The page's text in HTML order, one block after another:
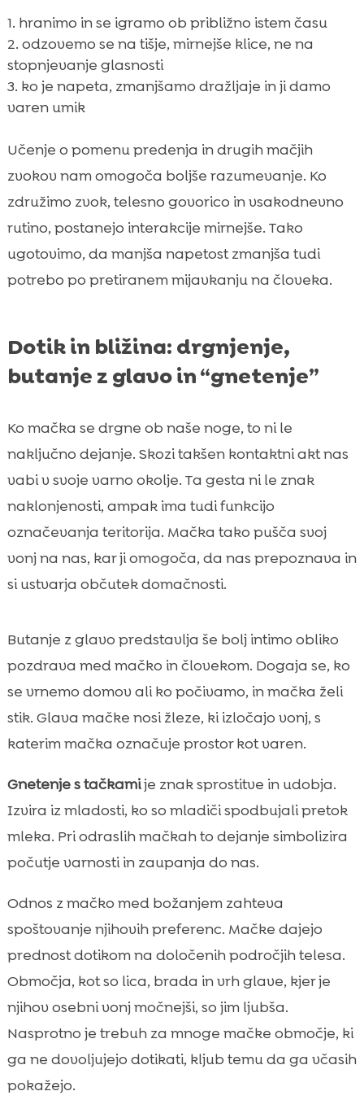
hranimo in se igramo ob približno istem času
odzovemo se na tišje, mirnejše klice, ne na
stopnjevanje glasnosti
ko je napeta, zmanjšamo dražljaje in ji damo
varen umik
Učenje o pomenu predenja in drugih mačjih
zvokov nam omogoča boljše razumevanje. Ko
združimo zvok, telesno govorico in vsakodnevno
rutino, postanejo interakcije mirnejše. Tako
ugotovimo, da manjša napetost zmanjša tudi
potrebo po pretiranem mijavkanju na človeka.
Dotik in bližina: drgnjenje,
butanje z glavo in “gnetenje”
Ko mačka se drgne ob naše noge, to ni le
naključno dejanje. Skozi takšen kontaktni akt nas
vabi v svoje varno okolje. Ta gesta ni le znak
naklonjenosti, ampak ima tudi funkcijo
označevanja teritorija. Mačka tako pušča svoj
vonj na nas, kar ji omogoča, da nas prepoznava in
si ustvarja občutek domačnosti.
Butanje z glavo predstavlja še bolj intimo obliko
pozdrava med mačko in človekom. Dogaja se, ko
se vrnemo domov ali ko počivamo, in mačka želi
stik. Glava mačke nosi žleze, ki izločajo vonj, s
katerim mačka označuje prostor kot varen.
Gnetenje s tačkamije znak sprostitve in udobja.
Izvira iz mladosti, ko so mladiči spodbujali pretok
mleka. Pri odraslih mačkah to dejanje simbolizira
počutje varnosti in zaupanja do nas.
Odnos z mačko med božanjem zahteva
spoštovanje njihovih preferenc. Mačke dajejo
prednost dotikom na določenih področjih telesa.
Območja, kot so lica, brada in vrh glave, kjer je
njihov osebni vonj močnejši, so jim ljubša.
Nasprotno je trebuh za mnoge mačke območje, ki
ga ne dovoljujejo dotikati, kljub temu da ga včasih
pokažejo.